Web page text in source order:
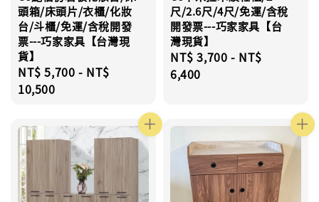
頭箱/床頭片/衣櫃/化妝
台/斗櫃/免運/含稅開發
票---巧家家具【台灣現
貨】
Regular
price
NT$ 5,700 - NT$
10,500
尺/2.6尺/4尺/免運/含稅
開發票---巧家家具【台
灣現貨】
Regular
price
NT$ 3,700 - NT$
6,400